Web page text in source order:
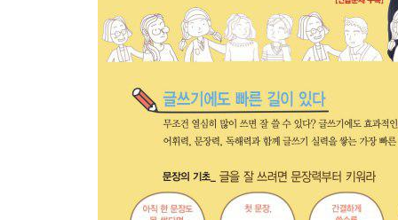
[잠깐] 글을 더욱 매력적으로 만드는 ‘제목 달기’
- 숙달하면 쓰는 시간이 짧아져요
01 구상_ 생각만 하지 말고 마인드맵을 그려라
02 개요_ A4 1매당 5~6문단을 만들어라
03 자료 수집_ 빠르고 정확한 자료 수집 노하우
04 집필_ 읽으면 쓰기가 쉬워진다
05 퇴고_ 혼자서 소리 내어 글을 읽어 보자